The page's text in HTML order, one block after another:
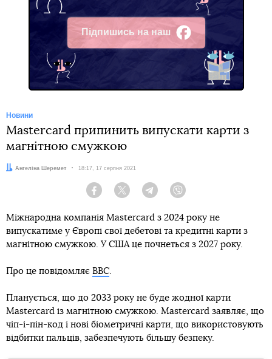
Підпишись на наш
Facebook
Новини
Mastercard припинить випускати карти з
магнітною смужкою
Автор:
Ангеліна Шеремет Дата:
18:17, 17 серпня 2021
Facebook Twitter Telegram
Міжнародна компанія Mastercard з 2024 року не
випускатиме у Європі свої дебетові та кредитні карти з
магнітною смужкою. У США це почнеться з 2027 року.
Про це повідомляє BBC
Планується, що до 2033 року не буде жодної карти
Mastercard із магнітною смужкою. Mastercard заявляє, що
чіп-і-пін-код і нові біометричні карти, що використовують
відбитки пальців, забезпечують більшу безпеку.